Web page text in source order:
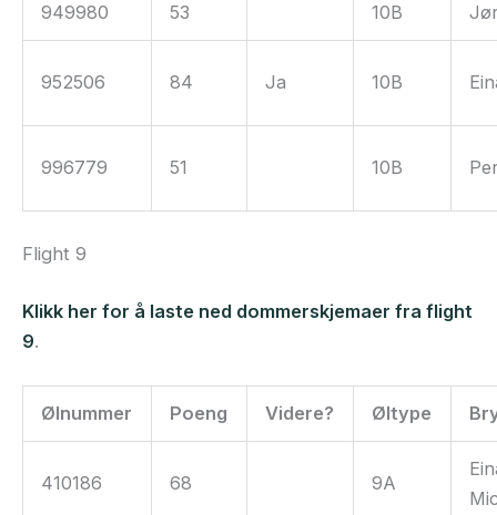
949980 53 10B
952506 84 Ja 10B
996779 51 10B
Flight 9
Klikk her for å laste ned dommerskjemaer fra flight
9.
Ølnummer Poeng Videre? Øltype
410186 68 9A